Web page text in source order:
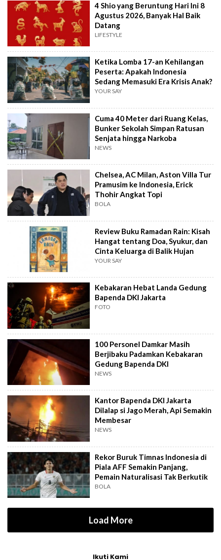
4 Shio yang Beruntung Hari Ini 8
Agustus 2026, Banyak Hal Baik
Datang
LIFESTYLE
Ketika Lomba 17-an Kehilangan
Peserta: Apakah Indonesia
Sedang Memasuki Era Krisis Anak?
YOUR SAY
Cuma 40 Meter dari Ruang Kelas,
Bunker Sekolah Simpan Ratusan
Senjata hingga Narkoba
NEWS
Chelsea, AC Milan, Aston Villa Tur
Pramusim ke Indonesia, Erick
Thohir Angkat Topi
BOLA
Review Buku Ramadan Rain: Kisah
Hangat tentang Doa, Syukur, dan
Cinta Keluarga di Balik Hujan
YOUR SAY
Kebakaran Hebat Landa Gedung
Bapenda DKI Jakarta
FOTO
100 Personel Damkar Masih
Berjibaku Padamkan Kebakaran
Gedung Bapenda DKI
NEWS
Kantor Bapenda DKI Jakarta
Dilalap si Jago Merah, Api Semakin
Membesar
NEWS
Rekor Buruk Timnas Indonesia di
Piala AFF Semakin Panjang,
Pemain Naturalisasi Tak Berkutik
BOLA
Load More
Ikuti Kami